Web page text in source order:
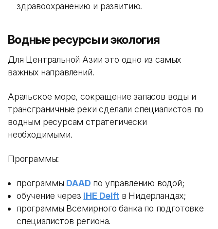
здравоохранению и развитию.
Водные ресурсы и экология
Для Центральной Азии это одно из самых
важных направлений.
Аральское море, сокращение запасов воды и
трансграничные реки сделали специалистов по
водным ресурсам стратегически
необходимыми.
Программы:
программы DAAD по управлению водой;
обучение через IHE Delftв Нидерландах;
программы Всемирного банка по подготовке
специалистов региона.